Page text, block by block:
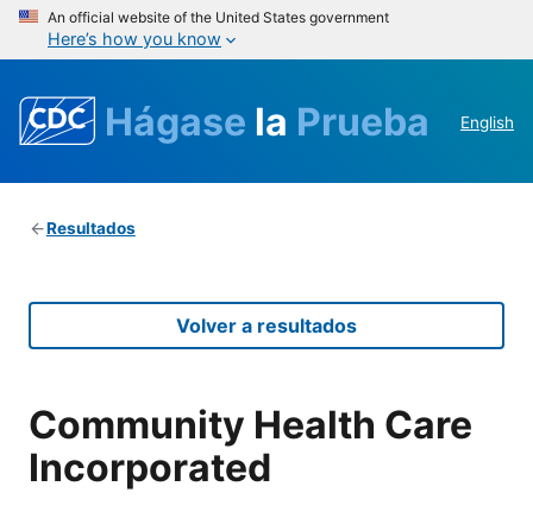
An official website of the United States government
Here’s how you know
Hágase la Prueba English
Resultados
Volver a resultados
Community Health Care
Incorporated